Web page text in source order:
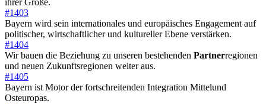
#1403
Bayern wird sein internationales und europäisches Engagement auf
politischer, wirtschaftlicher und kultureller Ebene verstärken.
#1404
Wir bauen die Beziehung zu unseren bestehenden Partnerregionen
und neuen Zukunftsregionen weiter aus.
#1405
Bayern ist Motor der fortschreitenden Integration Mittelund
Osteuropas.